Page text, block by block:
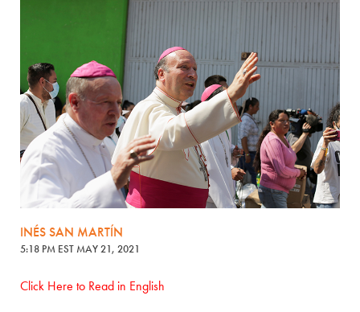
INÉS SAN MARTÍN
5:18 PM EST MAY 21, 2021
Click Here to Read in English